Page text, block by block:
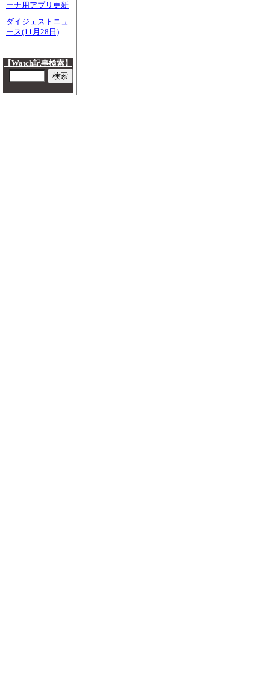
ーナ用アプリ更新
ダイジェストニュ
ース(11月28日)
【Watch記事検索】